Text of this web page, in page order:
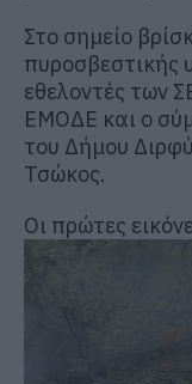
Στο σημείο
πυροσβεστικής
εθελοντές των
ΕΜΟΔΕ και ο
του Δήμου
Τσώκος.
Οι πρώτες